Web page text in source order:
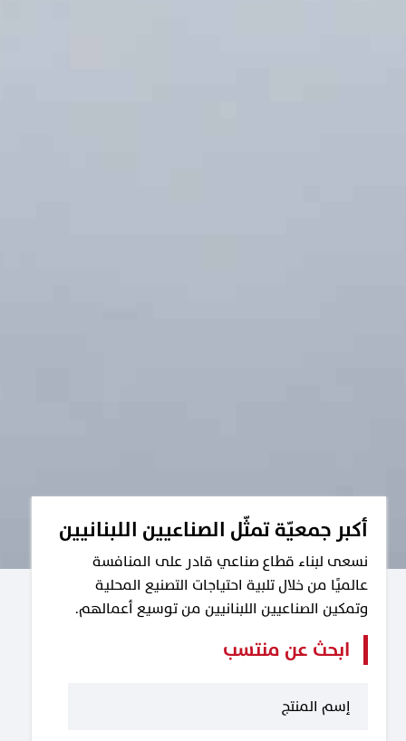
أكبر جمعيّة تمثّل الصناعيين اللبنانيين
نسعى لبناء قطاع صناعي قادر على المنافسة
عالميًا من خلال تلبية احتياجات التصنيع المحلية
وتمكين الصناعيين اللبنانيين من توسيع أعمالهم.
ابحث عن منتسب